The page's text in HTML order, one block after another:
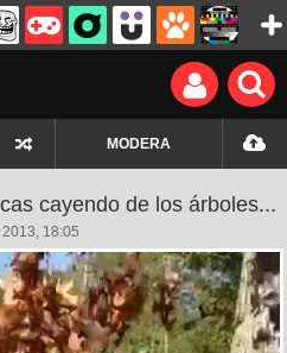
MODERA
cayendo de los árboles...
18:05